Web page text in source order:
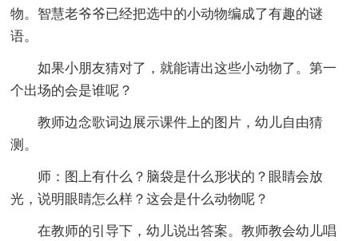
物。智慧老爷爷已经把选中的小动物编成了有趣的谜
语。
如果小朋友猜对了，就能请出这些小动物了。第一
个出场的会是谁呢？
教师边念歌词边展示课件上的图片，幼儿自由猜
测。
师：图上有什么？脑袋是什么形状的？眼睛会放
光，说明眼睛怎么样？这会是什么动物呢？
在教师的引导下，幼儿说出答案。教师教会幼儿唱